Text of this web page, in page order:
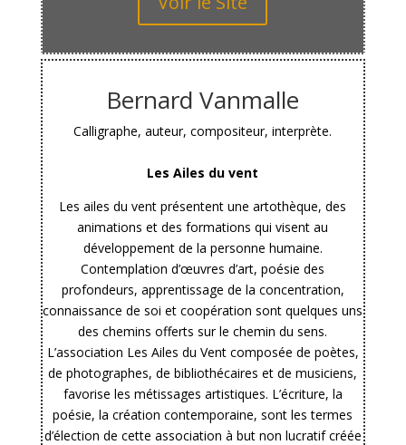
Bernard Vanmalle
Calligraphe, auteur, compositeur, interprète.
Les Ailes du vent
Les ailes du vent présentent une artothèque, des
animations et des formations qui visent au
développement de la personne humaine.
Contemplation d’œuvres d’art, poésie des
profondeurs, apprentissage de la concentration,
connaissance de soi et coopération sont quelques uns
des chemins offerts sur le chemin du sens.
L’association Les Ailes du Vent composée de poètes,
de photographes, de bibliothécaires et de musiciens,
favorise les métissages artistiques. L’écriture, la
poésie, la création contemporaine, sont les termes
d’élection de cette association à but non lucratif créée